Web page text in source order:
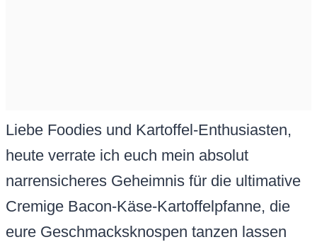
Liebe Foodies und Kartoffel-Enthusiasten,
heute verrate ich euch mein absolut
narrensicheres Geheimnis für die ultimative
Cremige Bacon-Käse-Kartoffelpfanne, die
eure Geschmacksknospen tanzen lassen